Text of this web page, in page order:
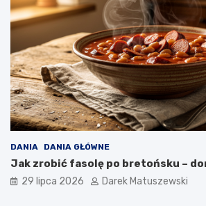
DANIA DANIA GŁÓWNE
Jak zrobić fasolę po bretońsku –
29 lipca 2026 Darek Matuszewski